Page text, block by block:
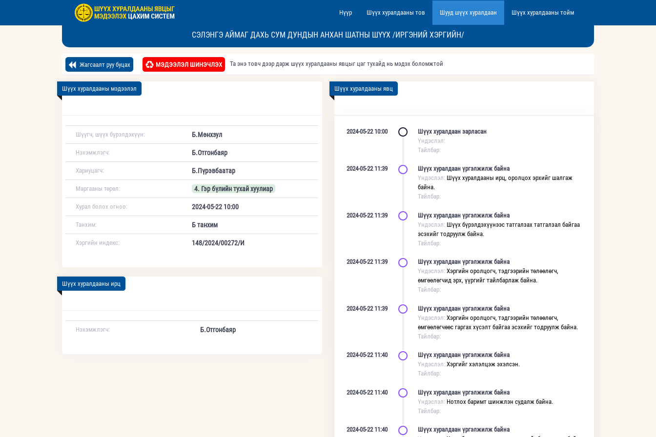
Нүүр Шүүх хуралдааны тов Шууд шүүх хуралдаан Шүүх хуралдааны тойм
СЭЛЭНГЭ АЙМАГ ДАХЬ СУМ ДУНДЫН АНХАН ШАТНЫ ШҮҮХ /ИРГЭНИЙ ХЭРГИЙН/
Жагсаалт руу буцах МЭДЭЭЛЭЛ ШИНЭЧЛЭХ Та энэ товч дээр дарж шүүх хуралдааны явцыг цаг тухайд нь мэдэх боломжтой
Шүүх хуралдааны мэдээлэл
Шүүгч, шүүх бүрэлдэхүүн: Б.Мөнхзул
Нэхэмжлэгч: Б.Отгонбаяр
Хариуцагч: Б.Пүрэвбаатар
Маргааны төрөл: 4. Гэр бүлийн тухай хуулиар
Хурал болох огноо: 2024-05-22 10:00
Танхим: Б танхим
Хэргийн индекс: 148/2024/00272/И
Шүүх хуралдааны ирц
Нэхэмжлэгч: Б.Отгонбаяр
Шүүх хуралдааны явц
2024-05-22 10:00
Шүүх хуралдаан зарласан
Үндэслэл:
Тайлбар:
2024-05-22 11:39
Шүүх хуралдаан үргэлжилж байна
Үндэслэл: Шүүх хуралдааны ирц, оролцох эрхийг шалгаж
байна.
Тайлбар:
2024-05-22 11:39
Шүүх хуралдаан үргэлжилж байна
Үндэслэл: Шүүх бүрэлдэхүүнээс татгалзах татгалзал байгаа
эсэхийг тодруулж байна.
Тайлбар:
2024-05-22 11:39
Шүүх хуралдаан үргэлжилж байна
Үндэслэл: Хэргийн оролцогч, тэдгээрийн төлөөлөгч,
өмгөөлөгчид эрх, үүргийг тайлбарлаж байна.
Тайлбар:
2024-05-22 11:39
Шүүх хуралдаан үргэлжилж байна
Үндэслэл: Хэргийн оролцогч, тэдгээрийн төлөөлөгч,
өмгөөлөгчөөс гаргах хүсэлт байгаа эсэхийг тодруулж байна.
Тайлбар:
2024-05-22 11:40
Шүүх хуралдаан үргэлжилж байна
Үндэслэл: Хэргийг хэлэлцэж эхэлсэн.
Тайлбар:
2024-05-22 11:40
Шүүх хуралдаан үргэлжилж байна
Үндэслэл: Нотлох баримт шинжлэн судалж байна.
Тайлбар:
2024-05-22 11:40
Шүүх хуралдаан үргэлжилж байна